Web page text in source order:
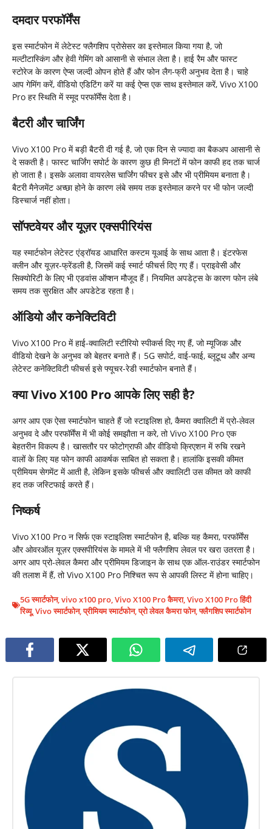
दमदार परफॉर्मेंस
इस स्मार्टफोन में लेटेस्ट फ्लैगशिप प्रोसेसर का इस्तेमाल किया गया है, जो
मल्टीटास्किंग और हेवी गेमिंग को आसानी से संभाल लेता है। हाई रैम और फास्ट
स्टोरेज के कारण ऐप्स जल्दी ओपन होते हैं और फोन लैग-फ्री अनुभव देता है। चाहे
आप गेमिंग करें, वीडियो एडिटिंग करें या कई ऐप्स एक साथ इस्तेमाल करें, Vivo X100
Pro हर स्थिति में स्मूद परफॉर्मेंस देता है।
बैटरी और चार्जिंग
Vivo X100 Pro में बड़ी बैटरी दी गई है, जो एक दिन से ज्यादा का बैकअप आसानी से
दे सकती है। फास्ट चार्जिंग सपोर्ट के कारण कुछ ही मिनटों में फोन काफी हद तक चार्ज
हो जाता है। इसके अलावा वायरलेस चार्जिंग फीचर इसे और भी प्रीमियम बनाता है।
बैटरी मैनेजमेंट अच्छा होने के कारण लंबे समय तक इस्तेमाल करने पर भी फोन जल्दी
डिस्चार्ज नहीं होता।
सॉफ्टवेयर और यूज़र एक्सपीरियंस
यह स्मार्टफोन लेटेस्ट एंड्रॉयड आधारित कस्टम यूआई के साथ आता है। इंटरफेस
क्लीन और यूज़र-फ्रेंडली है, जिसमें कई स्मार्ट फीचर्स दिए गए हैं। प्राइवेसी और
सिक्योरिटी के लिए भी एडवांस ऑप्शन मौजूद हैं। नियमित अपडेट्स के कारण फोन लंबे
समय तक सुरक्षित और अपडेटेड रहता है।
ऑडियो और कनेक्टिविटी
Vivo X100 Pro में हाई-क्वालिटी स्टीरियो स्पीकर्स दिए गए हैं, जो म्यूजिक और
वीडियो देखने के अनुभव को बेहतर बनाते हैं। 5G सपोर्ट, वाई-फाई, ब्लूटूथ और अन्य
लेटेस्ट कनेक्टिविटी फीचर्स इसे फ्यूचर-रेडी स्मार्टफोन बनाते हैं।
क्या Vivo X100 Pro आपके लिए सही है?
अगर आप एक ऐसा स्मार्टफोन चाहते हैं जो स्टाइलिश हो, कैमरा क्वालिटी में प्रो-लेवल
अनुभव दे और परफॉर्मेंस में भी कोई समझौता न करे, तो Vivo X100 Pro एक
बेहतरीन विकल्प है। खासतौर पर फोटोग्राफी और वीडियो क्रिएशन में रुचि रखने
वालों के लिए यह फोन काफी आकर्षक साबित हो सकता है। हालांकि इसकी कीमत
प्रीमियम सेगमेंट में आती है, लेकिन इसके फीचर्स और क्वालिटी उस कीमत को काफी
हद तक जस्टिफाई करते हैं।
निष्कर्ष
Vivo X100 Pro न सिर्फ एक स्टाइलिश स्मार्टफोन है, बल्कि यह कैमरा, परफॉर्मेंस
और ओवरऑल यूज़र एक्सपीरियंस के मामले में भी फ्लैगशिप लेवल पर खरा उतरता है।
अगर आप प्रो-लेवल कैमरा और प्रीमियम डिजाइन के साथ एक ऑल-राउंडर स्मार्टफोन
की तलाश में हैं, तो Vivo X100 Pro निश्चित रूप से आपकी लिस्ट में होना चाहिए।
5G स्मार्टफोन,vivo x100 pro,Vivo X100 Pro कैमरा,Vivo X100 Pro हिंदी
रिव्यू,Vivo स्मार्टफोन,प्रीमियम स्मार्टफोन,प्रो लेवल कैमरा फोन,फ्लैगशिप स्मार्टफोन